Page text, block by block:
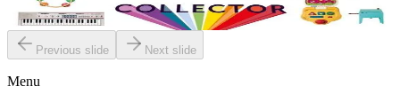
Épuisé
Previous slide Next slide
Menu